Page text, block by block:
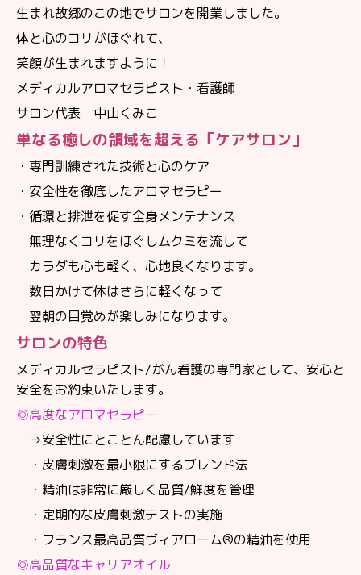
生まれ故郷のこの地でサロンを開業しました。
体と心のコリがほぐれて、
笑顔が生まれますように！
メディカルアロマセラピスト・看護師
サロン代表 中山くみこ
単なる癒しの領域を超える「ケアサロン」
・専門訓練された技術と心のケア
・安全性を徹底したアロマセラピー
・循環と排泄を促す全身メンテナンス
無理なくコリをほぐしムクミを流して
カラダも心も軽く、心地良くなります。
数日かけて体はさらに軽くなって
翌朝の目覚めが楽しみになります。
サロンの特色
メディカルセラピスト/がん看護の専門家として、安心と
安全をお約束いたします。
◎高度なアロマセラピー
→安全性にとことん配慮しています
・皮膚刺激を最小限にするブレンド法
・精油は非常に厳しく品質/鮮度を管理
・定期的な皮膚刺激テストの実施
・フランス最高品質ヴィアローム®️の精油を使用
◎高品質なキャリアオイル